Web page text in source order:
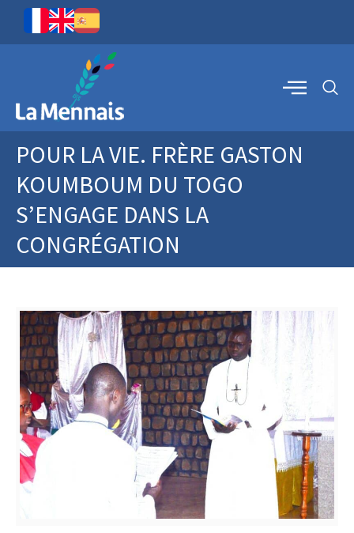
POUR LA VIE. FRÈRE GASTON
KOUMBOUM DU TOGO
S’ENGAGE DANS LA
CONGRÉGATION